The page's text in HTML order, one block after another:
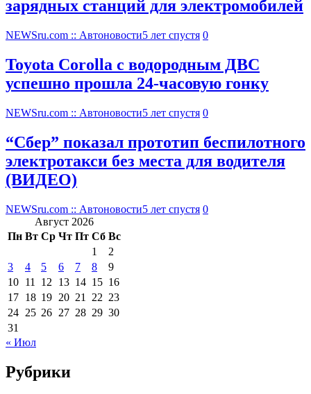
зарядных станций для электромобилей
NEWSru.com :: Автоновости5 лет спустя 0
Toyota Corolla с водородным ДВС
успешно прошла 24-часовую гонку
NEWSru.com :: Автоновости5 лет спустя 0
“Сбер” показал прототип беспилотного
электротакси без места для водителя
(ВИДЕО)
NEWSru.com :: Автоновости5 лет спустя 0
Август 2026
Пн Вт Ср Чт Пт Сб Вс
1
2
3
4 5 6 7 8
9
10 11 12 13 14 15 16
17 18 19 20 21 22 23
24 25 26 27 28 29 30
31
« Июл
Рубрики